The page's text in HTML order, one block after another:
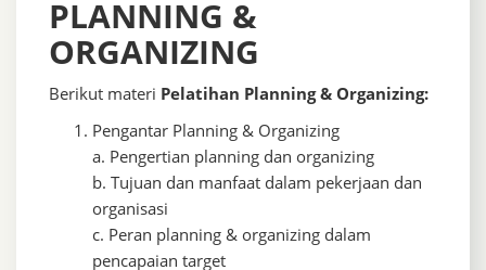
PLANNING &
ORGANIZING
Berikut materi Pelatihan Planning & Organizing:
Pengantar Planning & Organizing
a. Pengertian planning dan organizing
b. Tujuan dan manfaat dalam pekerjaan dan
organisasi
c. Peran planning & organizing dalam
pencapaian target